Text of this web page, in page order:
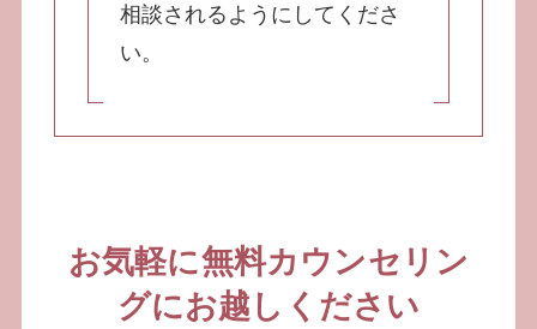
相談されるようにしてくださ
い。
お気軽に無料カウンセリン
グにお越しください